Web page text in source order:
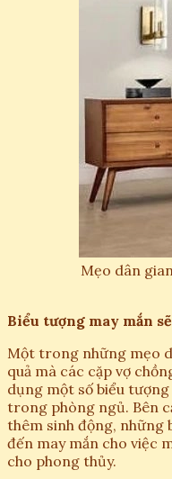
Mẹo dân
Biểu tượng may mắn
Một trong những mẹo
quả mà các cặp vợ
dụng một số biểu
trong phòng ngủ. Bên
thêm sinh động, những
đến may mắn cho việc
cho phong thủy.